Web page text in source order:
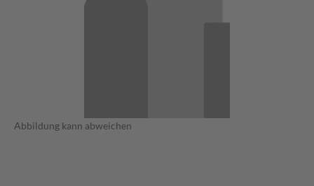
Abbildung kann abweichen